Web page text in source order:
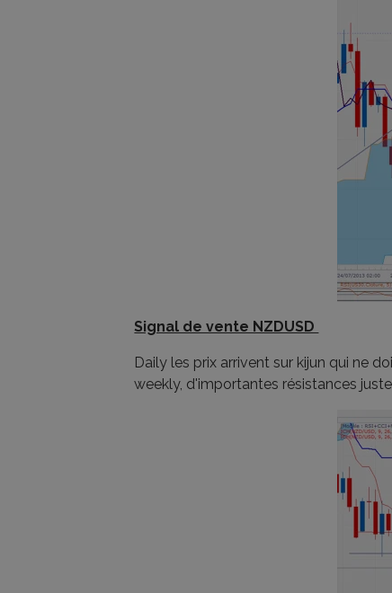
Signal de vente NZDUSD
Daily les prix arrivent sur kijun qui ne
weekly, d'importantes résistances